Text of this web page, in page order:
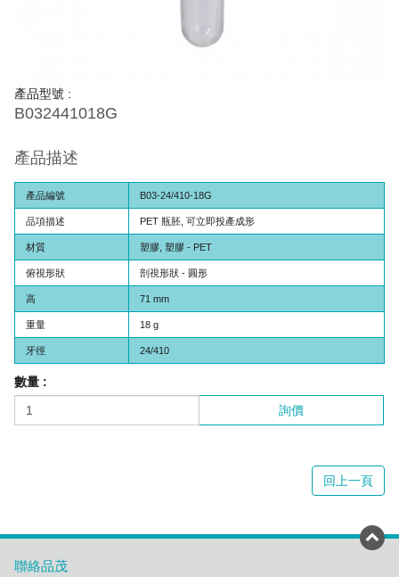
產品型號 :
B032441018G
產品描述
產品編號 B03-24/410-18G
品項描述 PET 瓶胚, 可立即投產成形
材質 塑膠, 塑膠 - PET
俯視形狀 剖視形狀 - 圓形
高 71 mm
重量 18 g
牙徑 24/410
數量 :
詢價
回上一頁
聯絡品茂